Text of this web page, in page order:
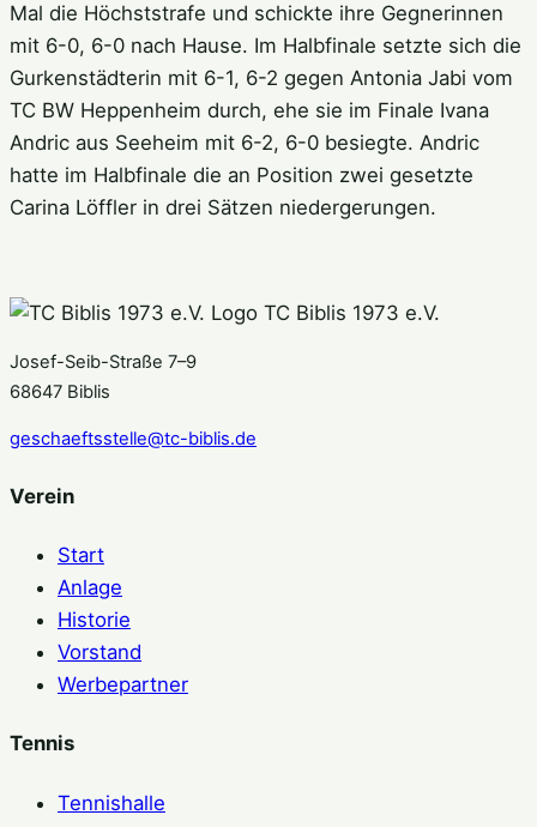
Mal die Höchststrafe und schickte ihre Gegnerinnen
mit 6-0, 6-0 nach Hause. Im Halbfinale setzte sich die
Gurkenstädterin mit 6-1, 6-2 gegen Antonia Jabi vom
TC BW Heppenheim durch, ehe sie im Finale Ivana
Andric aus Seeheim mit 6-2, 6-0 besiegte. Andric
hatte im Halbfinale die an Position zwei gesetzte
Carina Löffler in drei Sätzen niedergerungen.
TC Biblis 1973 e.V.
Josef-Seib-Straße 7–9
68647 Biblis
geschaeftsstelle@tc-biblis.de
Verein
Start
Anlage
Historie
Vorstand
Werbepartner
Tennis
Tennishalle